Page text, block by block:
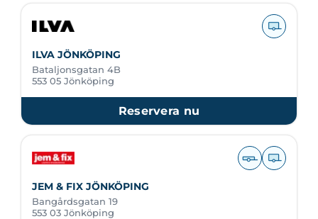
ILVA JÖNKÖPING
Bataljonsgatan 4B
553 05 Jönköping
Reservera nu
JEM & FIX JÖNKÖPING
Bangårdsgatan 19
553 03 Jönköping